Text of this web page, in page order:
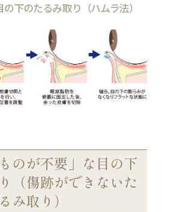
下のたるみ取り（ハムラ法）
のが不要」な目の下
（傷跡ができないた
るみ取り）